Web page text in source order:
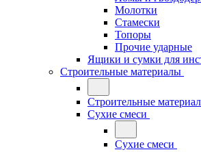
Молотки
Стамески
Топоры
Прочие ударные
Ящики и сумки для
Строительные материалы
Строительные
Сухие смеси
Сухие смеси